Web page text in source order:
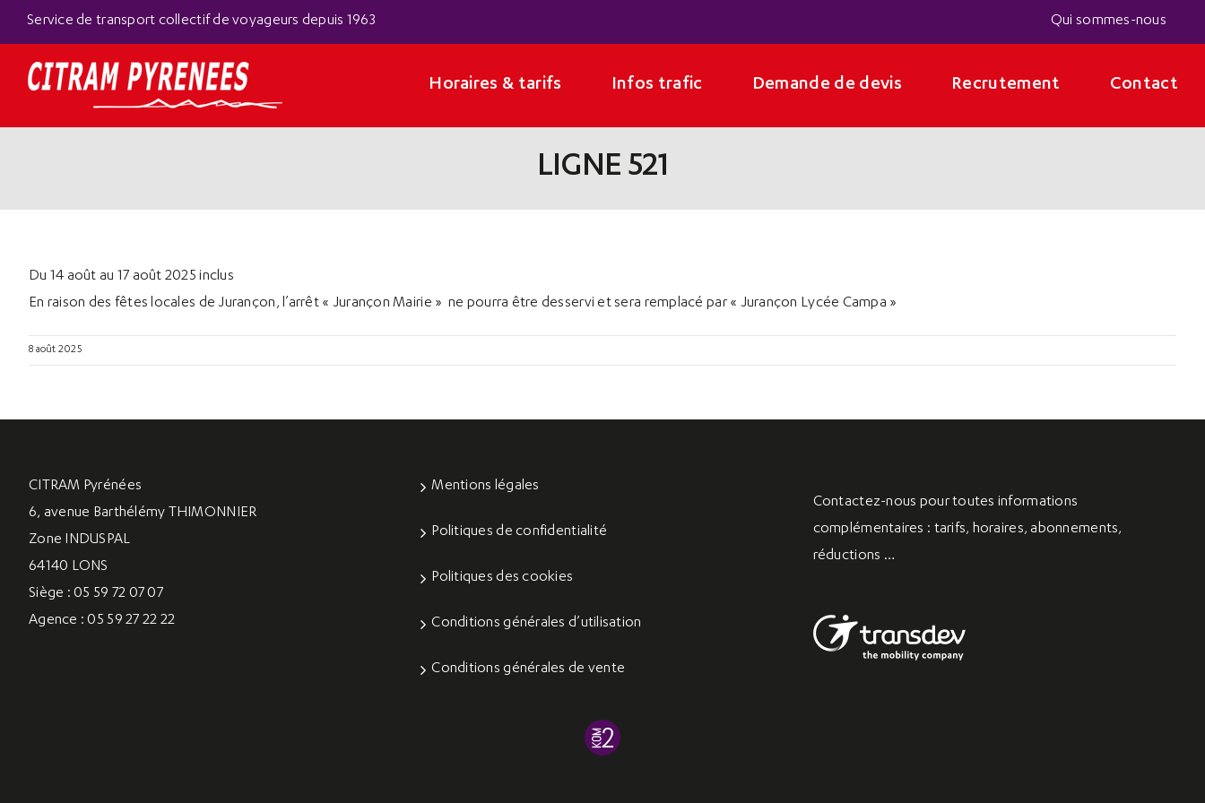
Passer
contenu
Service de transport collectif de voyageurs depuis 1963 Qui sommes-nous
Horaires & tarifs Infos trafic Demande de devis Recrutement Contact
LIGNE 521
Du 14 août au 17 août 2025 inclus
En raison des fêtes locales de Jurançon, l’arrêt « Jurançon Mairie » ne pourra être desservi et sera remplacé par « Jurançon Lycée Campa »
8 août 2025
CITRAM Pyrénées
6, avenue Barthélémy THIMONNIER
Zone INDUSPAL
64140 LONS
Siège : 05 59 72 07 07
Agence : 05 59 27 22 22
Mentions légales
Politiques de confidentialité
Politiques des cookies
Conditions générales d’utilisation
Conditions générales de vente
Contactez-nous pour toutes informations
complémentaires : tarifs, horaires, abonnements,
réductions …
Panneau de gestion des cookies